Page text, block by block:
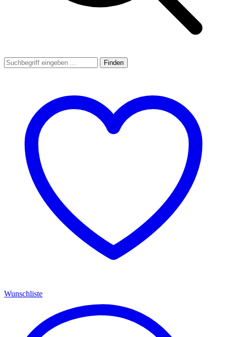
Finden
Wunschliste